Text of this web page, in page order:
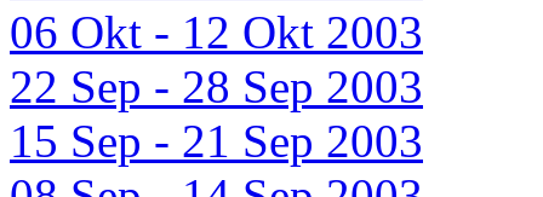
06 Okt - 12 Okt 2003
22 Sep - 28 Sep 2003
15 Sep - 21 Sep 2003